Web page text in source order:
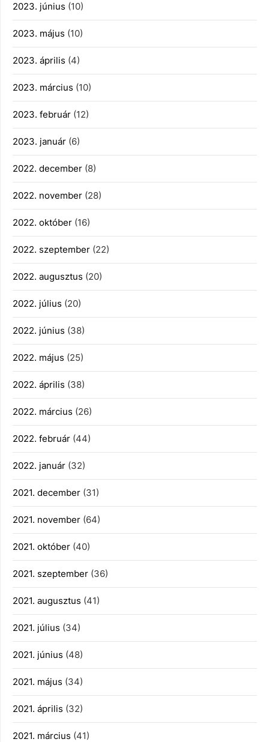
2023. június (10)
2023. május (10)
2023. április (4)
2023. március (10)
2023. február (12)
2023. január (6)
2022. december (8)
2022. november (28)
2022. október (16)
2022. szeptember (22)
2022. augusztus (20)
2022. július (20)
2022. június (38)
2022. május (25)
2022. április (38)
2022. március (26)
2022. február (44)
2022. január (32)
2021. december (31)
2021. november (64)
2021. október (40)
2021. szeptember (36)
2021. augusztus (41)
2021. július (34)
2021. június (48)
2021. május (34)
2021. április (32)
2021. március (41)